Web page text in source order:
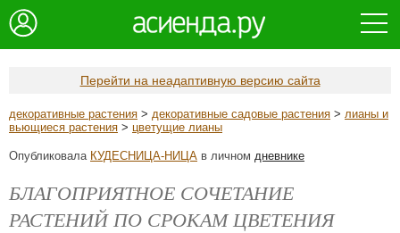
Перейти на неадаптивную версию сайта
декоративные растения > декоративные садовые растения > лианы и
вьющиеся растения > цветущие лианы
Опубликовала КУДЕСНИЦА-НИЦА в личном дневнике
БЛАГОПРИЯТНОЕ СОЧЕТАНИЕ
РАСТЕНИЙ ПО СРОКАМ ЦВЕТЕНИЯ